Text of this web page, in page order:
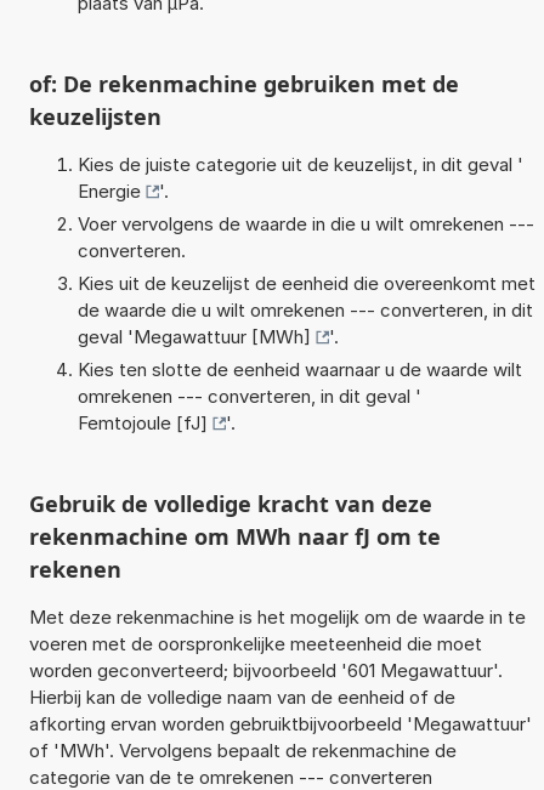
of: De rekenmachine gebruiken met de
keuzelijsten
Kies de juiste categorie uit de keuzelijst, in dit geval '
Energie
'.
Voer vervolgens de waarde in die u wilt omrekenen ---
converteren.
Kies uit de keuzelijst de eenheid die overeenkomt met
de waarde die u wilt omrekenen --- converteren, in dit
geval 'Megawattuur [MWh]
'.
Kies ten slotte de eenheid waarnaar u de waarde wilt
omrekenen --- converteren, in dit geval '
Femtojoule [fJ]
'.
Gebruik de volledige kracht van deze
rekenmachine om MWh naar fJ om te
rekenen
Met deze rekenmachine is het mogelijk om de waarde in te
voeren met de oorspronkelijke meeteenheid die moet
worden geconverteerd; bijvoorbeeld '601 Megawattuur'.
Hierbij kan de volledige naam van de eenheid of de
afkorting ervan worden gebruiktbijvoorbeeld 'Megawattuur'
of 'MWh'. Vervolgens bepaalt de rekenmachine de
categorie van de te omrekenen --- converteren